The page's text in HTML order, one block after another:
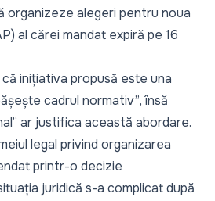
organizeze alegeri pentru noua
al cărei mandat expiră pe 16
inițiativa propusă este una
cadrul normativ”, însă
ar justifica această abordare.
legal privind organizarea
printr-o decizie
juridică s-a complicat după